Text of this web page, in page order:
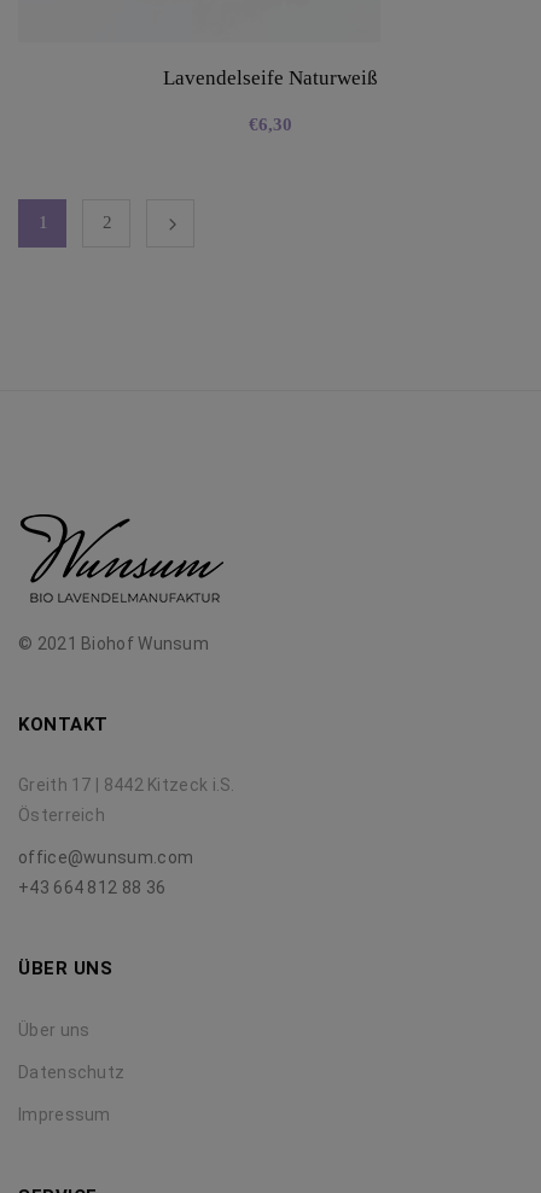
Lavendelseife Naturweiß
€6,30
1 2
© 2021 Biohof Wunsum
KONTAKT
Greith 17 | 8442 Kitzeck i.S.
Österreich
office@wunsum.com
+43 664 812 88 36
ÜBER UNS
Über uns
Datenschutz
Impressum